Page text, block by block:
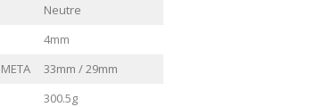
Neutre
4mm
33mm / 29mm
300.5g